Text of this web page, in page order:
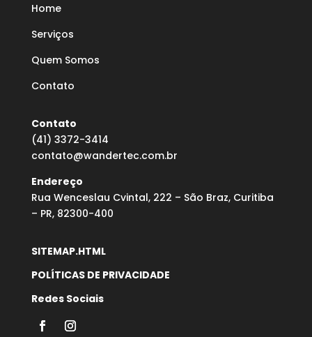
Home
Serviços
Quem Somos
Contato
Contato
(41) 3372-3414
contato@wandertec.com.br
Endereço
Rua Wenceslau Cvintal, 222 – São Braz, Curitiba
– PR, 82300-400
SITEMAP.HTML
POLÍTICAS DE PRIVACIDADE
Redes Sociais